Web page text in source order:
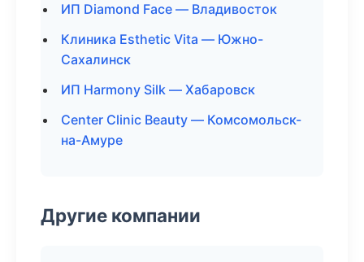
ИП Diamond Face — Владивосток
Клиника Esthetic Vita — Южно-
Сахалинск
ИП Harmony Silk — Хабаровск
Center Clinic Beauty — Комсомольск-
на-Амуре
Другие компании